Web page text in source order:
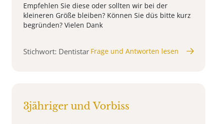
Empfehlen Sie diese oder sollten wir bei der
kleineren Größe bleiben? Können Sie düs bitte kurz
begründen? Vielen Dank
Stichwort: Dentistar Frage und Antworten lesen
3jähriger und Vorbiss